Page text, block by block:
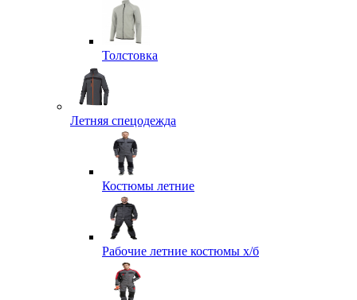
Толстовка
Летняя спецодежда
Костюмы летние
Рабочие летние костюмы х/б